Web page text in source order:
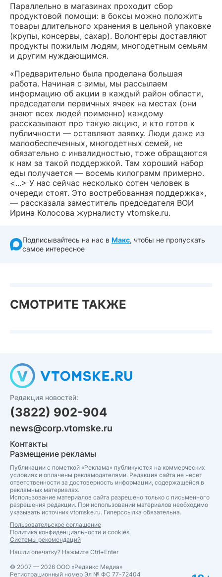
Параллельно в магазинах проходит сбор
продуктовой помощи: в боксы можно положить
товары длительного хранения в цельной упаковке
(крупы, консервы, сахар). Волонтеры доставляют
продукты пожилым людям, многодетным семьям
и другим нуждающимся.
«Предварительно была проделана большая
работа. Начиная с зимы, мы рассылаем
информацию об акции в каждый район области,
председатели первичных ячеек на местах (они
знают всех людей поименно) каждому
рассказывают про такую акцию, и кто готов к
публичности — оставляют заявку. Люди даже из
малообеспеченных, многодетных семей, не
обязательно с инвалидностью, тоже обращаются
к нам за такой поддержкой. Там хороший набор
еды получается — восемь килограмм примерно.
<...> У нас сейчас несколько сотен человек в
очереди стоят. Это востребованная поддержка»,
— рассказала заместитель председателя ВОИ
Ирина Колосова журналисту vtomske.ru.
Подписывайтесь на нас в Макс, чтобы не пропускать
самое интересное
СМОТРИТЕ ТАКЖЕ
Редакция новостей:
(3822) 902-904
news@corp.vtomske.ru
Контакты
Размещение рекламы
Публикации с пометкой «Реклама» публикуются на коммерческих
условиях и оплачены рекламодателями. Редакция сайта не несет
ответственности за достоверность информации, содержащейся в
рекламных материалах.
Использование материалов сайта разрешено только с письменного
разрешения редакции. При использовании материалов необходимо
указывать источник vtomske.ru. Гиперссылка обязательна.
Пользовательское соглашение
Политика конфиденциальности и cookies
Системы рекомендаций
Нашли опечатку? Нажмите Ctrl+Enter
© 2007 — 2026 ООО «Редвикс Медиа»
Регистрационный номер Эл № ФС 77-72404